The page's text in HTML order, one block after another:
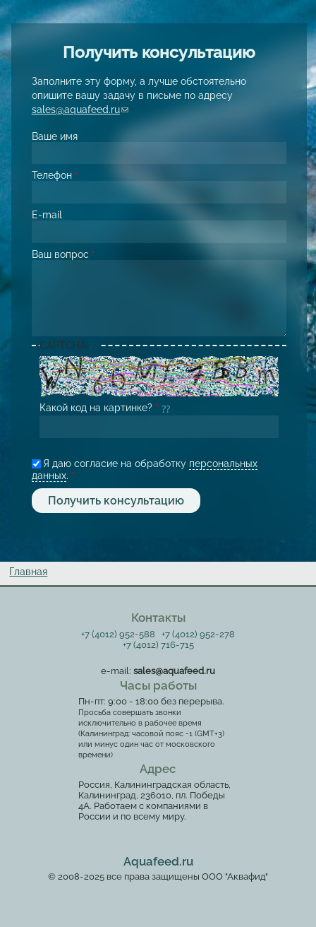
Получить консультацию
Заполните эту форму, а лучше обстоятельно
опишите вашу задачу в письме по адресу
sales@aquafeed.ru(link sends e-mail)
Ваше имя
Телефон *
E-mail
Ваш вопрос *
CAPTCHA
Какой код на картинке? *
Я даю согласие на обработку персональных
данных. *
Вы здесь
Главная
Контакты
+7 (4012) 952-588
+7 (4012) 952-278
+7 (4012) 716-715
e-mail: sales@aquafeed.ru
Часы работы
Пн-пт: 9:00 - 18:00 без перерыва.
Просьба совершать звонки
исключительно в рабочее время
(Калининград: часовой пояс -1 (GMT+3)
или минус один час от московского
времени)
Адрес
Россия, Калининградская область,
Калининград, 236010, пл. Победы
4А. Работаем с компаниями в
России и по всему миру.
Aquafeed.ru
© 2008-2025 все права защищены ООО "Аквафид"